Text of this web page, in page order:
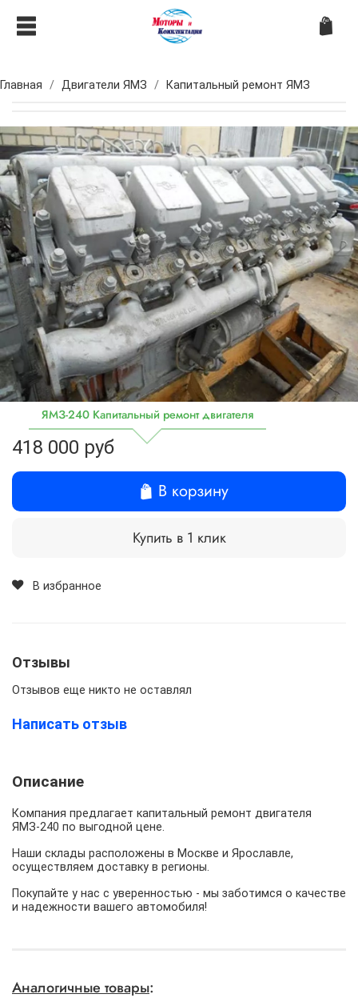
Главная Двигатели ЯМЗ Капитальный ремонт ЯМЗ
ЯМЗ-240 Капитальный ремонт двигателя
418 000 руб
В корзину
Купить в 1 клик
В избранное
Отзывы
Отзывов еще никто не оставлял
Написать отзыв
Описание
Компания предлагает капитальный ремонт двигателя
ЯМЗ-240 по выгодной цене.
Наши склады расположены в Москве и Ярославле,
осуществляем доставку в регионы.
Покупайте у нас с уверенностью - мы заботимся о качестве
и надежности вашего автомобиля!
Аналогичные товары: